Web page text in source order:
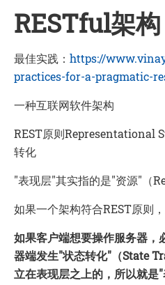
RESTful架构
最佳实践： https://
practices-for-a-pragmatic-
一种互联网软件架构
REST原则Representational
转化
"表现层"其实指的是"资源"（
如果一个架构符合REST原则
如果客户端想要操作服务器，
器端发生"状态转化"（State
立在表现层之上的，所以就是